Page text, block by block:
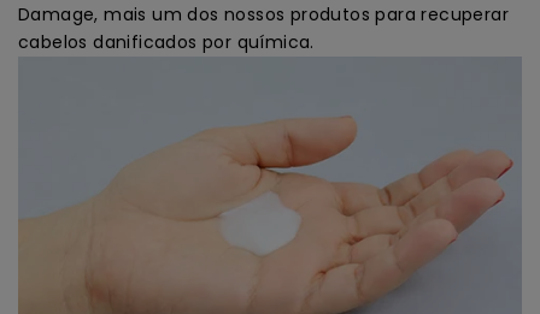
Damage, mais um dos nossos produtos para recuperar
cabelos danificados por química.